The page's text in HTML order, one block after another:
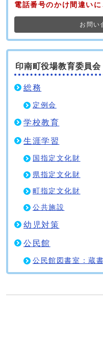
電話番号のかけ間違いに
お問い
印南町役場教育委員会
総務
定例会
学校教育
生涯学習
国指定文化財
県指定文化財
町指定文化財
公共施設
幼児対策
公民館
公民館図書室：蔵